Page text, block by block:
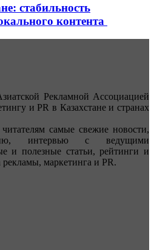
стабильность
контента
Рекламной Ассоциацией
и PR в Казахстане и странах
самые свежие новости,
интервью с ведущими
и полезные статьи, рейтинги и
маркетинга и PR.